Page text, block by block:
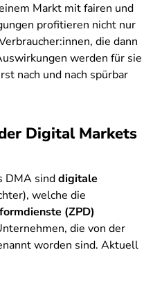
Markt mit fairen und
profitieren nicht nur
die dann
werden für sie
nach und nach spürbar
Digital Markets
DMA sinddigitale
welche die
(ZPD)
die von der
worden sind. Aktuell